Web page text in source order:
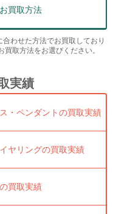
買取方法
わせた方法でお買取しており
買取方法をお選びください。
実績
・ペンダントの買取実績
ヤリングの買取実績
買取実績